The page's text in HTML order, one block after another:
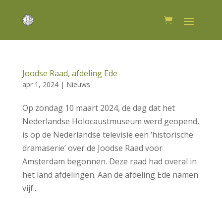
Joodse Raad, afdeling Ede
apr 1, 2024| Nieuws
Op zondag 10 maart 2024, de dag dat het
Nederlandse Holocaustmuseum werd geopend,
is op de Nederlandse televisie een ‘historische
dramaserie’ over de Joodse Raad voor
Amsterdam begonnen. Deze raad had overal in
het land afdelingen. Aan de afdeling Ede namen
vijf...